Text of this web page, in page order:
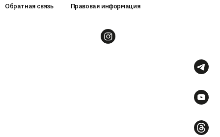
Обратная связь
Правовая информация